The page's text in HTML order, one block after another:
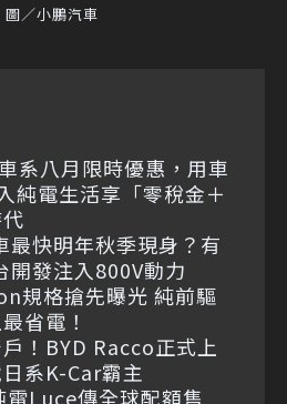
／小鵬汽車
系八月限時優惠，用車
純電生活享「零稅金＋
最快明年秋季現身？有
開發注入800V動力
規格搶先曝光 純前驅
省電！
！BYD Racco正式上
系K-Car霸主
Luce傳全球配額售